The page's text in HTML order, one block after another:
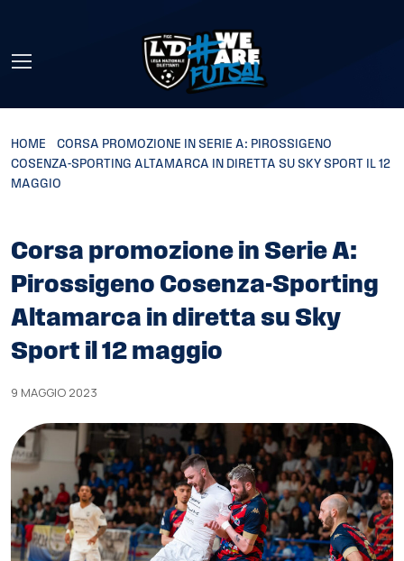
HOME
CORSA PROMOZIONE IN SERIE A: PIROSSIGENO
COSENZA-SPORTING ALTAMARCA IN DIRETTA SU SKY SPORT IL 12
MAGGIO
Corsa promozione in Serie A:
Pirossigeno Cosenza-Sporting
Altamarca in diretta su Sky
Sport il 12 maggio
9 MAGGIO 2023